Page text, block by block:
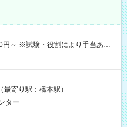
即給（前払い）オプションあ
から1週間ほどで給与の一部を受け
17:30（休憩1時間） 時給1,300円
費 ※当日の役割により時給＋100
～13:30（休憩なし） 時給1,300
収8,400円＋交通費 【試用期
寄り駅：橋本駅）
ター